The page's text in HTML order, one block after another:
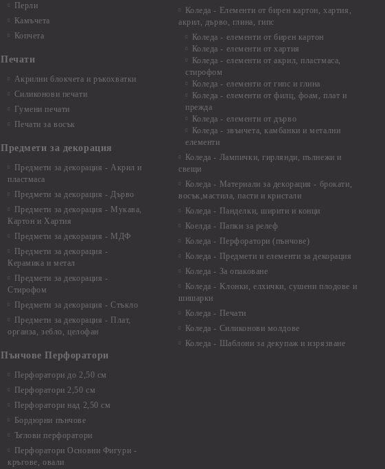
Перли
Камъчета
Копчета
Печати
Акрилни блокчета и ръкохватки
Силиконови печати
Гумени печати
Печати за восък
Предмети за декорация
Предмети за декорация - Акрил и
пластмаса
Предмети за декорация - Дърво
Предмети за декорация - Мукава,
Картон и Хартия
Предмети за декорация - МДФ
Предмети за декорация -
Керамика и метал
Предмети за декорация -
Стирофом
Предмети за декорация - Стъкло
Предмети за декорация - Плат,
органза, зебло, целофан
Пънчове Перфоратори
Перфоратори до 2,50 см
Перфоратори 2,50 см
Перфоратори над 2,50 см
Бордюрни пънчове
Ъглови перфоратори
Перфоратори Основни Фигури -
кръгове, овали
Коледа - Eлементи от бирен картон, хартия,
акрил, дърво, глина, гипс
Коледа - елементи от бирен картон
Коледа - елементи от хартия
Коледа - елементи от акрил, пластмаса,
стирофом
Коледа - елементи от гипс и глина
Коледа - елементи от филц, фоам, плат и
прежда
Коледа - елементи от дърво
Коледа - звънчета, камбанки и метални
елементи
Коледа - Лампички, гирлянди, пълнежи и
свещи
Коледа - Материали за декорация - брокати,
восък,мастила, пасти и кристали
Коледа - Панделки, ширити и конци
Коелда - Папки за релеф
Коледа - Перфоратори (пънчове)
Коледа - Предмети и елементи за декорация
Коледа - За опаковане
Коледа - Kлонки, елхички, сушени плодове и
шишарки
Коледа - Печати
Коледа - Силиконови молдове
Коледа - Шаблони за декупаж и изрязване